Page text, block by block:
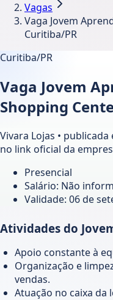
Vagas
Vaga Jovem
Curitiba/PR
Curitiba/PR
Vaga Jovem
Shopping
Vivara Lojas •
no link oficial da
Presencial
Salário: Não
Validade: 06 de
Atividades do
Apoio constante à
Organização e
vendas.
Atuação no caixa da